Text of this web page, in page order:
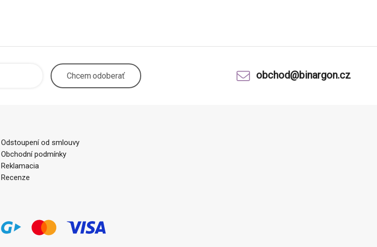
Chcem odoberať obchod@binargon.cz
Odstoupení od smlouvy
Obchodní podmínky
Reklamacia
Recenze